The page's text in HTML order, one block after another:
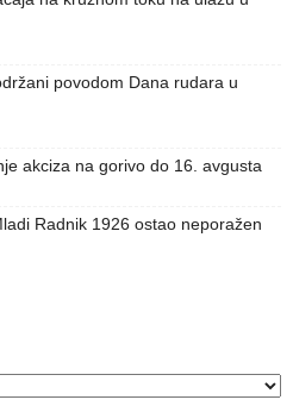
povodom Dana rudara u
akciza na gorivo do 16. avgusta
Radnik 1926 ostao neporažen